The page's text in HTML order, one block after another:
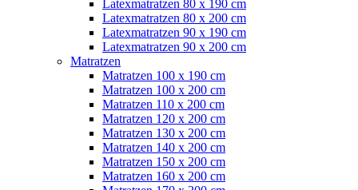
Latexmatratzen 80 x 190 cm
Latexmatratzen 80 x 200 cm
Latexmatratzen 90 x 190 cm
Latexmatratzen 90 x 200 cm
Matratzen
Matratzen 100 x 190 cm
Matratzen 100 x 200 cm
Matratzen 110 x 200 cm
Matratzen 120 x 200 cm
Matratzen 130 x 200 cm
Matratzen 140 x 200 cm
Matratzen 150 x 200 cm
Matratzen 160 x 200 cm